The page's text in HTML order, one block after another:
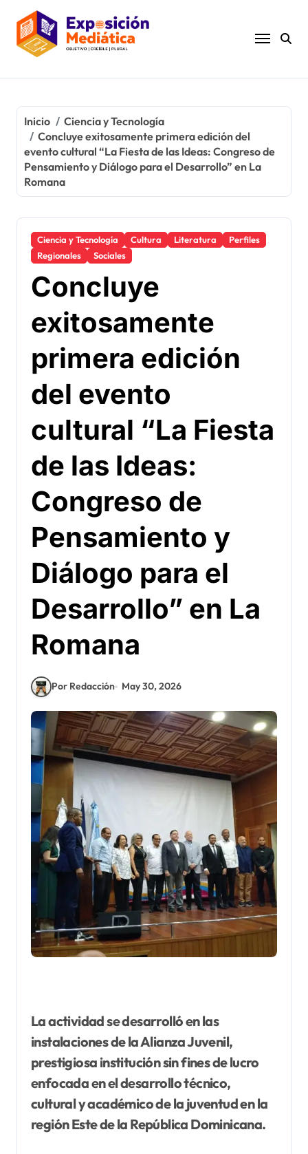
contenido
Inicio
Ciencia y Tecnología
Concluye exitosamente primera edición del
evento cultural “La Fiesta de las Ideas: Congreso de
Pensamiento y Diálogo para el Desarrollo” en La
Romana
Ciencia y Tecnología Cultura Literatura
Perfiles
Regionales
Sociales
Concluye
exitosamente
primera edición
del evento
cultural “La Fiesta
de las Ideas:
Congreso de
Pensamiento y
Diálogo para el
Desarrollo” en La
Romana
Por Redacción May 30, 2026
La actividad se desarrolló en las
instalaciones de la Alianza Juvenil,
prestigiosa institución sin fines de lucro
enfocada en el desarrollo técnico,
cultural y académico de la juventud en la
región Este de la República Dominicana.